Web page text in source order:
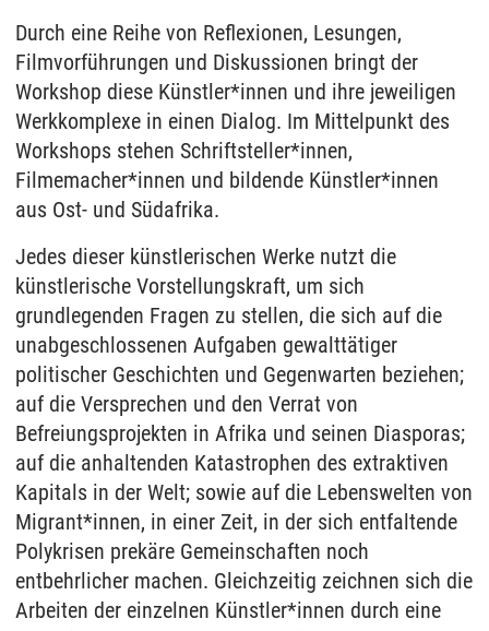
Durch eine Reihe von Reflexionen, Lesungen,
Filmvorführungen und Diskussionen bringt der
Workshop diese Künstler*innen und ihre jeweiligen
Werkkomplexe in einen Dialog. Im Mittelpunkt des
Workshops stehen Schriftsteller*innen,
Filmemacher*innen und bildende Künstler*innen
aus Ost- und Südafrika.
Jedes dieser künstlerischen Werke nutzt die
künstlerische Vorstellungskraft, um sich
grundlegenden Fragen zu stellen, die sich auf die
unabgeschlossenen Aufgaben gewalttätiger
politischer Geschichten und Gegenwarten beziehen;
auf die Versprechen und den Verrat von
Befreiungsprojekten in Afrika und seinen Diasporas;
auf die anhaltenden Katastrophen des extraktiven
Kapitals in der Welt; sowie auf die Lebenswelten von
Migrant*innen, in einer Zeit, in der sich entfaltende
Polykrisen prekäre Gemeinschaften noch
entbehrlicher machen. Gleichzeitig zeichnen sich die
Arbeiten der einzelnen Künstler*innen durch eine